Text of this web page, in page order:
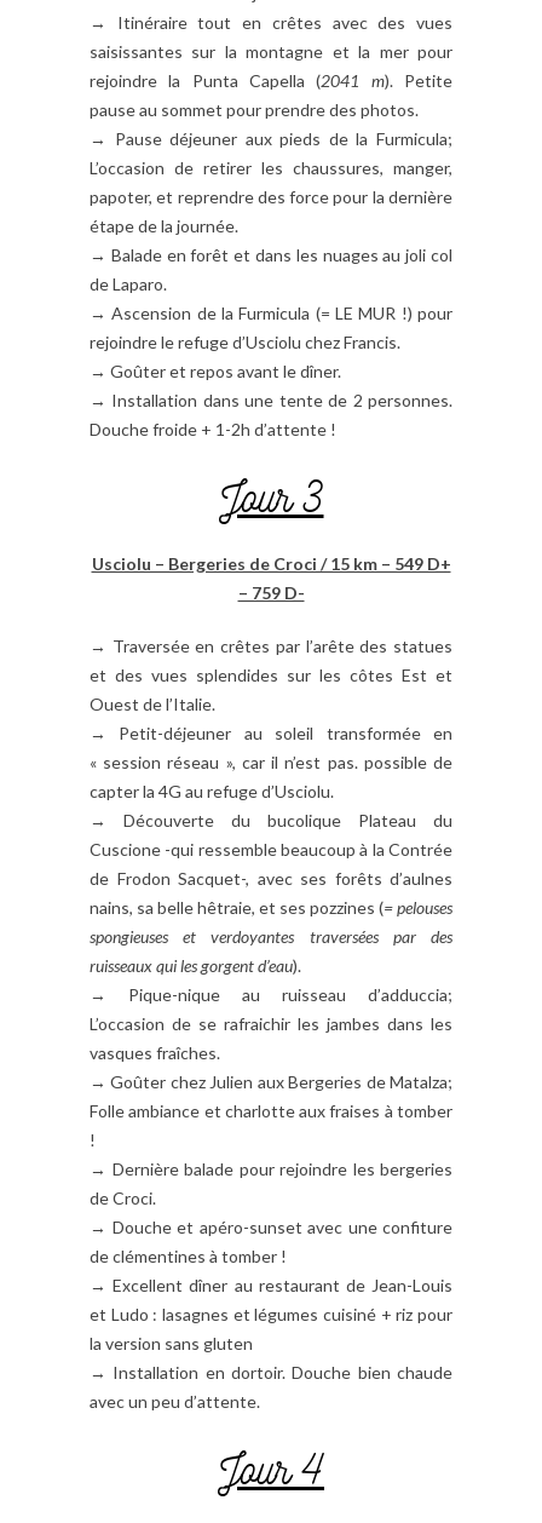
→ Itinéraire tout en crêtes avec des vues
saisissantes sur la montagne et la mer pour
rejoindre la Punta Capella (2041 m). Petite
pause au sommet pour prendre des photos.
→ Pause déjeuner aux pieds de la Furmicula;
L’occasion de retirer les chaussures, manger,
papoter, et reprendre des force pour la dernière
étape de la journée.
→ Balade en forêt et dans les nuages au joli col
de Laparo.
→ Ascension de la Furmicula (= LE MUR !) pour
rejoindre le refuge d’Usciolu chez Francis.
→ Goûter et repos avant le dîner.
→ Installation dans une tente de 2 personnes.
Douche froide + 1-2h d’attente !
Jour 3
Usciolu – Bergeries de Croci / 15 km – 549 D+
– 759 D-
→ Traversée en crêtes par l’arête des statues
et des vues splendides sur les côtes Est et
Ouest de l’Italie.
→ Petit-déjeuner au soleil transformée en
« session réseau », car il n’est pas. possible de
capter la 4G au refuge d’Usciolu.
→ Découverte du bucolique Plateau du
Cuscione -qui ressemble beaucoup à la Contrée
de Frodon Sacquet-, avec ses forêts d’aulnes
nains, sa belle hêtraie, et ses pozzines (= pelouses
spongieuses et verdoyantes traversées par des
ruisseaux qui les gorgent d’eau).
→ Pique-nique au ruisseau d’adduccia;
L’occasion de se rafraichir les jambes dans les
vasques fraîches.
→ Goûter chez Julien aux Bergeries de Matalza;
Folle ambiance et charlotte aux fraises à tomber
!
→ Dernière balade pour rejoindre les bergeries
de Croci.
→ Douche et apéro-sunset avec une confiture
de clémentines à tomber !
→ Excellent dîner au restaurant de Jean-Louis
et Ludo : lasagnes et légumes cuisiné + riz pour
la version sans gluten
→ Installation en dortoir. Douche bien chaude
avec un peu d’attente.
Jour 4